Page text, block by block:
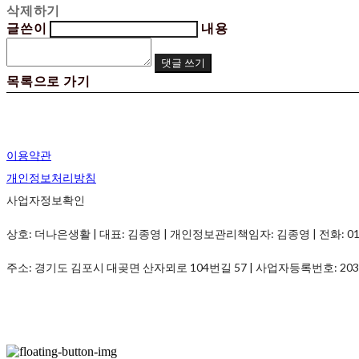
삭제하기
글쓴이
내용
댓글 쓰기
목록으로 가기
이용약관
개인정보처리방침
사업자정보확인
상호: 더나은생활 | 대표: 김종영 | 개인정보관리책임자: 김종영 | 전화:
주소: 경기도 김포시 대곶면 산자뫼로 104번길 57 | 사업자등록번호: